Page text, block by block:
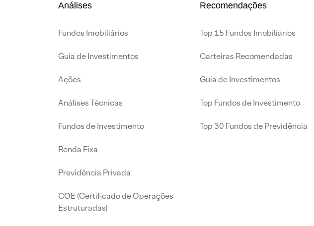
Análises
Fundos Imobiliários
Guia de Investimentos
Ações
Análises Técnicas
Fundos de Investimento
Renda Fixa
Previdência Privada
COE (Certificado de Operações
Estruturadas)
Recomendações
Top 15 Fundos Imobiliários
Carteiras Recomendadas
Guia de Investimentos
Top Fundos de Investimento
Top 30 Fundos de Previdência